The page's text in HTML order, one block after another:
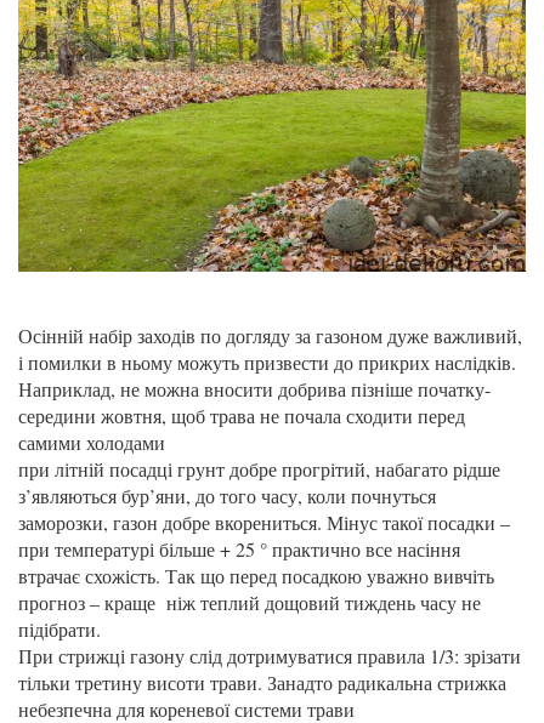
Осінній набір заходів по догляду за газоном дуже важливий,
і помилки в ньому можуть призвести до прикрих наслідків.
Наприклад, не можна вносити добрива пізніше початку-
середини жовтня, щоб трава не почала сходити перед
самими холодами
при літній посадці грунт добре прогрітий, набагато рідше
з’являються бур’яни, до того часу, коли почнуться
заморозки, газон добре вкорениться. Мінус такої посадки –
при температурі більше + 25 ° практично все насіння
втрачає схожість. Так що перед посадкою уважно вивчіть
прогноз – краще ніж теплий дощовий тиждень часу не
підібрати.
При стрижці газону слід дотримуватися правила 1/3: зрізати
тільки третину висоти трави. Занадто радикальна стрижка
небезпечна для кореневої системи трави